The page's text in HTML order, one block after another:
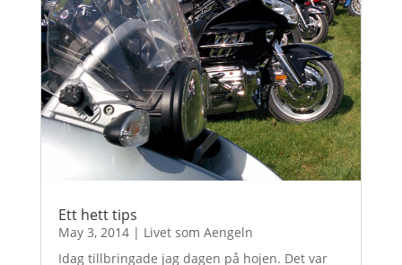
Ett hett tips
May 3, 2014| Livet som Aengeln
Idag tillbringade jag dagen på hojen. Det var